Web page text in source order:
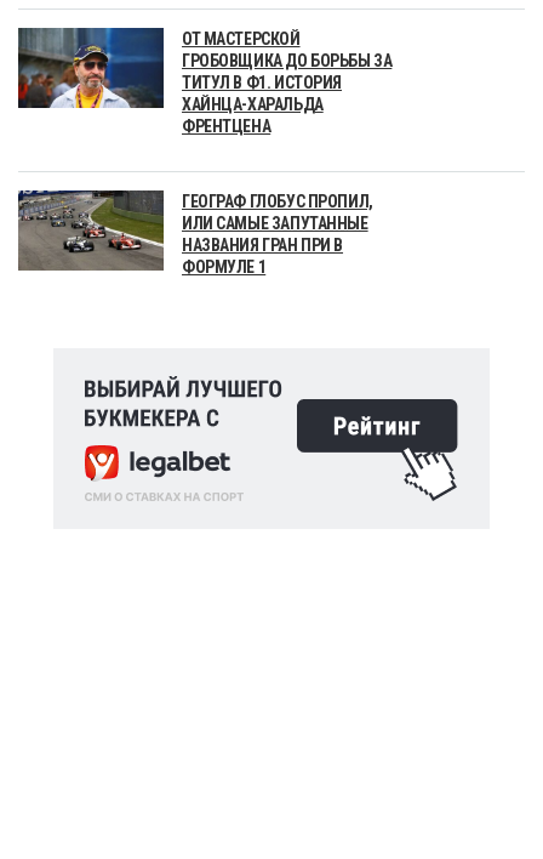
ОТ МАСТЕРСКОЙ
ГРОБОВЩИКА ДО БОРЬБЫ ЗА
ТИТУЛ В Ф1. ИСТОРИЯ
ХАЙНЦА-ХАРАЛЬДА
ФРЕНТЦЕНА
ГЕОГРАФ ГЛОБУС ПРОПИЛ,
ИЛИ САМЫЕ ЗАПУТАННЫЕ
НАЗВАНИЯ ГРАН ПРИ В
ФОРМУЛЕ 1